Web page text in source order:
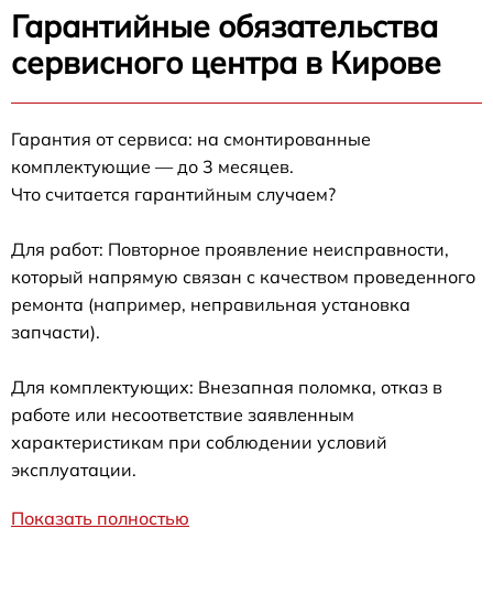
Гарантийные обязательства
сервисного центра в Кирове
Гарантия от сервиса: на смонтированные
комплектующие — до 3 месяцев.
Что считается гарантийным случаем?
Для работ: Повторное проявление неисправности,
который напрямую связан с качеством проведенного
ремонта (например, неправильная установка
запчасти).
Для комплектующих: Внезапная поломка, отказ в
работе или несоответствие заявленным
характеристикам при соблюдении условий
эксплуатации.
Показать полностью